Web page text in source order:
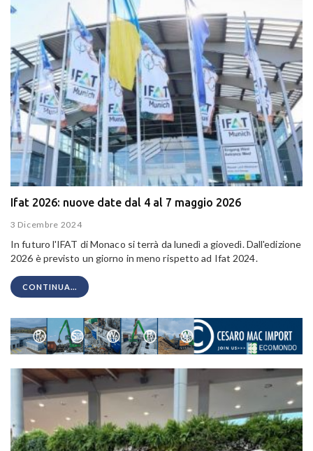
Ifat 2026: nuove date dal 4 al 7 maggio 2026
3 Dicembre 2024
In futuro l'IFAT di Monaco si terrà da lunedì a giovedì. Dall'edizione
2026 è previsto un giorno in meno rispetto ad Ifat 2024.
CONTINUA...